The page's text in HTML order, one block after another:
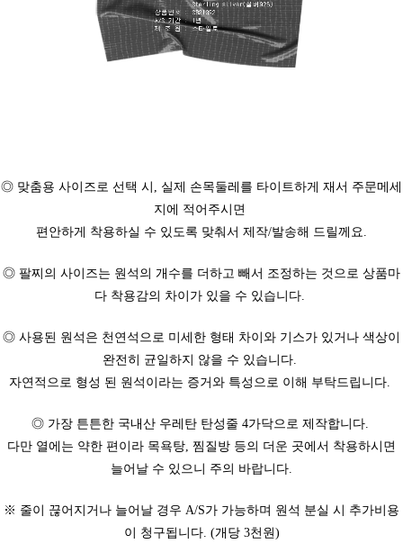
◎ 맞춤용 사이즈로 선택 시, 실제 손목둘레를 타이트하게 재서 주문메세
지에 적어주시면
편안하게 착용하실 수 있도록 맞춰서 제작/발송해 드릴께요.
◎ 팔찌의 사이즈는 원석의 개수를 더하고 빼서 조정하는 것으로 상품마
다 착용감의 차이가 있을 수 있습니다.
◎ 사용된 원석은 천연석으로 미세한 형태 차이와 기스가 있거나 색상이
완전히 균일하지 않을 수 있습니다.
자연적으로 형성 된 원석이라는 증거와 특성으로 이해 부탁드립니다.
◎ 가장 튼튼한 국내산 우레탄 탄성줄 4가닥으로 제작합니다.
다만 열에는 약한 편이라 목욕탕, 찜질방 등의 더운 곳에서 착용하시면
늘어날 수 있으니 주의 바랍니다.
※ 줄이 끊어지거나 늘어날 경우 A/S가 가능하며 원석 분실 시 추가비용
이 청구됩니다. (개당 3천원)